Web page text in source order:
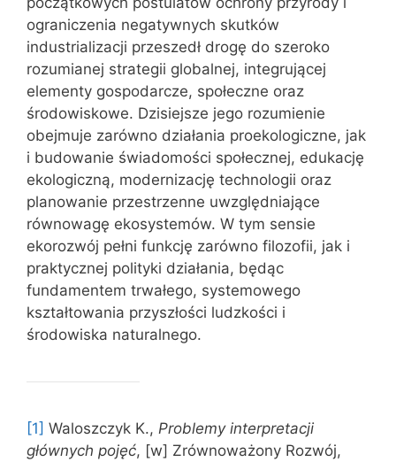
ograniczenia negatywnych skutków
industrializacji przeszedł drogę do szeroko
rozumianej strategii globalnej, integrującej
elementy gospodarcze, społeczne oraz
środowiskowe. Dzisiejsze jego rozumienie
obejmuje zarówno działania proekologiczne, jak
i budowanie świadomości społecznej, edukację
ekologiczną, modernizację technologii oraz
planowanie przestrzenne uwzględniające
równowagę ekosystemów. W tym sensie
ekorozwój pełni funkcję zarówno filozofii, jak i
praktycznej polityki działania, będąc
fundamentem trwałego, systemowego
kształtowania przyszłości ludzkości i
środowiska naturalnego.
[1] Waloszczyk K., Problemy interpretacji
głównych pojęć, [w] Zrównoważony Rozwój,